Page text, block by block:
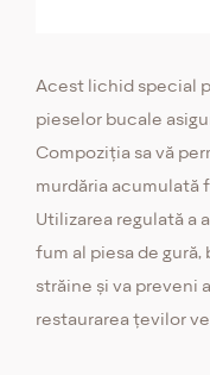
Acest lichid special
pieselor bucale
Compoziția sa vă
murdăria acumulată
Utilizarea regulată a
fum al piesa de
străine și va preveni
restaurarea țevilor